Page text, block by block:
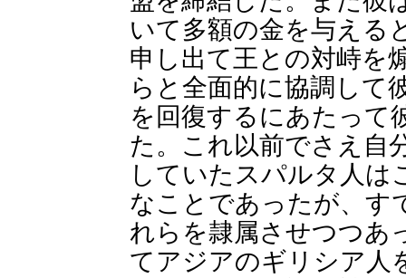
いて多額の金を与える
申し出て王との対峙を
らと全面的に協調して
を回復するにあたって
た。これ以前でさえ自
していたスパルタ人は
なことであったが、す
れらを隷属させつつあ
てアジアのギリシア人